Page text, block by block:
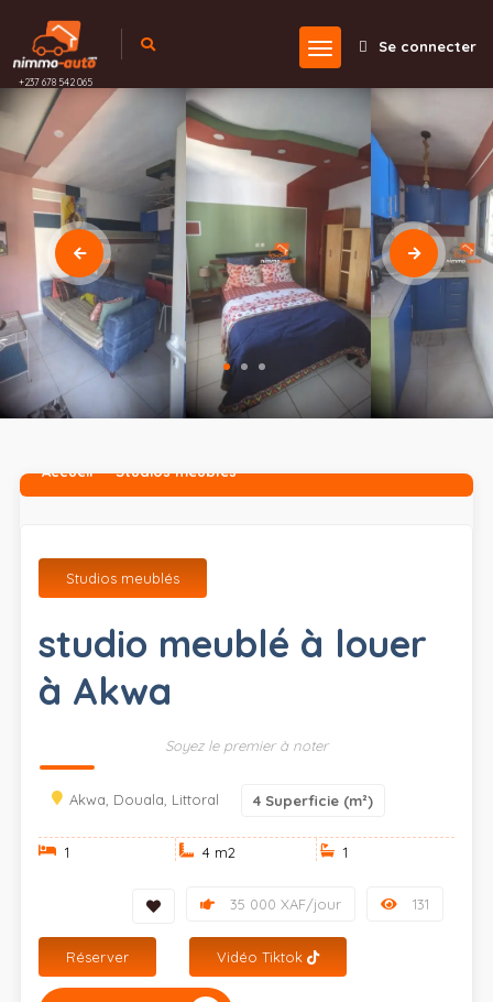
+237 678 542 065
Se connecter
Accueil Studios meublés
Studios meublés
studio meublé à louer
à Akwa
Soyez le premier à noter
Akwa, Douala, Littoral 4 Superficie (m²)
1 4 m2 1
131
35 000 XAF/jour
Réserver Vidéo Tiktok